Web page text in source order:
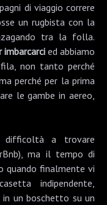
di viaggio correre
un rugbista con la
tra la folla.
imbarcarci ed abbiamo
non tanto perché
perché per la prima
le gambe in aereo,
difficoltà a trovare
ma il tempo di
quando finalmente vi
indipendente,
un boschetto su un